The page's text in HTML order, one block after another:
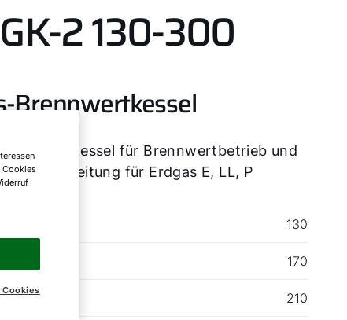
2 130-300
Brennwertkessel
für Brennwertbetrieb und
für Erdgas E, LL, P
130
170
210
Cookies